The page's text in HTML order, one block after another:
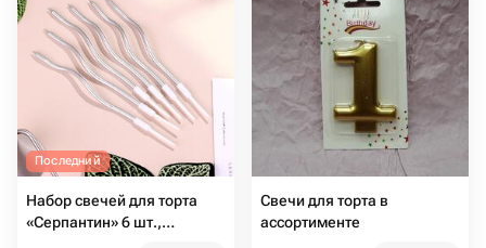
Последний
Набор свечей для торта
«Серпантин» 6 шт.,
Свечи для торта в
ассортименте